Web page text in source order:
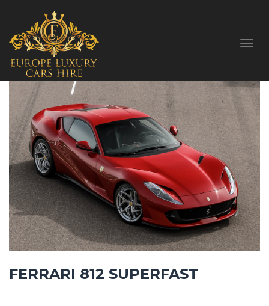
FERRARI 812 SUPERFAST